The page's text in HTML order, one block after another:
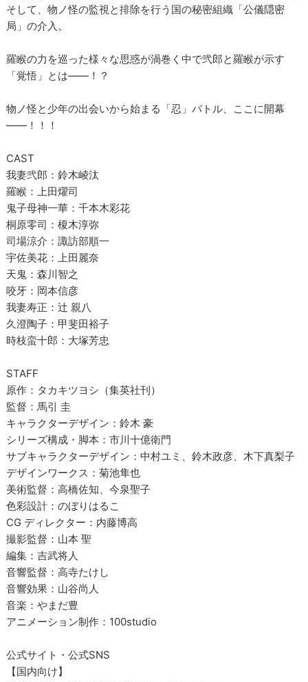
そして、物ノ怪の監視と排除を行う国の秘密組織「公儀隠密
局」の介入。
羅睺の力を巡った様々な思惑が渦巻く中で弐郎と羅睺が示す
「覚悟」とは――！？
物ノ怪と少年の出会いから始まる「忍」バトル、ここに開幕
――！！！
CAST
我妻弐郎：鈴木崚汰
羅睺：上田燿司
鬼子母神一華：千本木彩花
桐原零司：榎木淳弥
司場涼介：諏訪部順一
宇佐美花：上田麗奈
天鬼：森川智之
咬牙：岡本信彦
我妻寿正：辻 親八
久澄陶子：甲斐田裕子
時枝蛮十郎：大塚芳忠
STAFF
原作：タカキツヨシ（集英社刊）
監督：馬引 圭
キャラクターデザイン：鈴木 豪
シリーズ構成・脚本：市川十億衛門
サブキャラクターデザイン：中村ユミ、鈴木政彦、木下真梨子
デザインワークス：菊池隼也
美術監督：高橋佐知、今泉聖子
色彩設計：のぼりはるこ
CG ディレクター：内藤博高
撮影監督：山本 聖
編集：吉武将人
音響監督：高寺たけし
音響効果：山谷尚人
音楽：やまだ豊
アニメーション制作：100studio
公式サイト・公式SNS
【国内向け】